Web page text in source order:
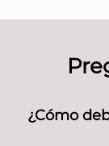
¿Cómo